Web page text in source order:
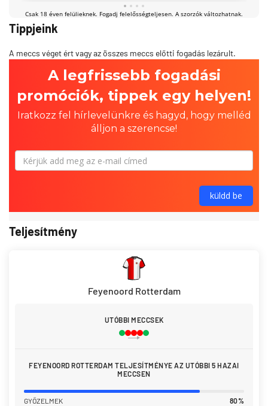
Tippjeink
A meccs véget ért vagy az összes meccs előtti fogadás lezárult.
Teljesítmény
Feyenoord Rotterdam
UTÓBBI MECCSEK
FEYENOORD ROTTERDAM TELJESÍTMÉNYE AZ UTÓBBI 5 HAZAI
MECCSEN
GYŐZELMEK 80%